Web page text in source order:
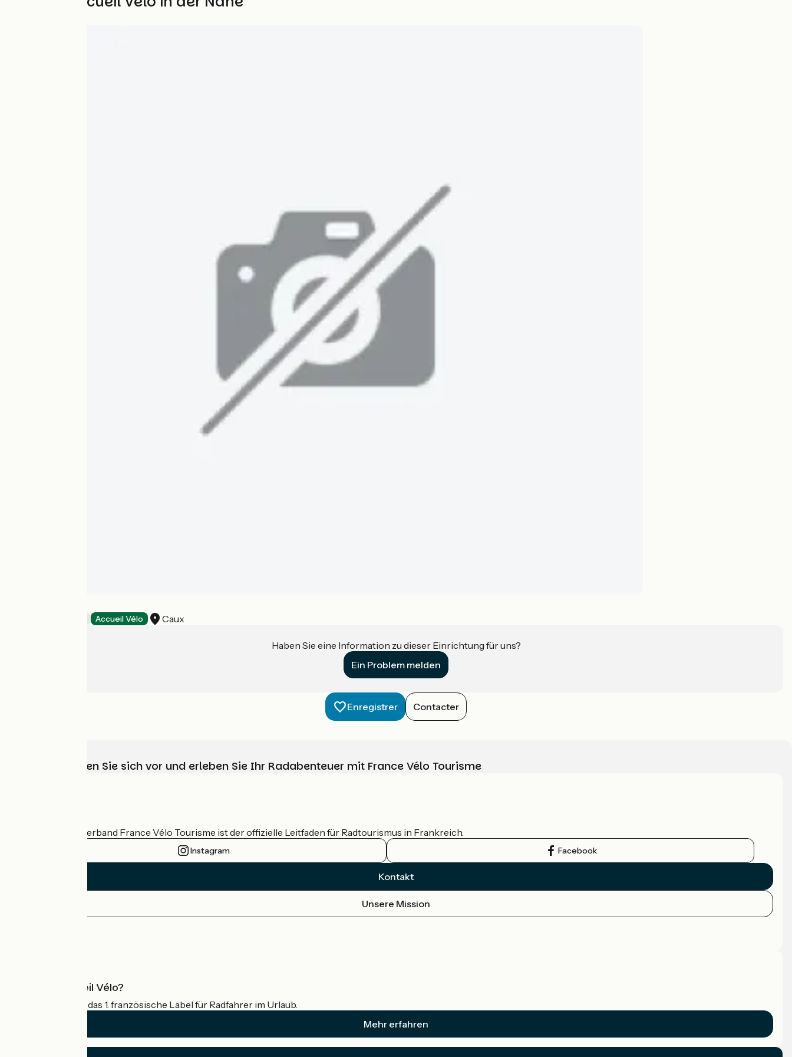
Accueil Vélo Caux
Haben Sie eine Information zu dieser Einrichtung für uns?
Ein Problem melden
Enregistrer Contacter
Wählen, bereiten Sie sich vor und erleben Sie Ihr Radabenteuer mit France Vélo Tourisme
Der nationale Verband France Vélo Tourisme ist der offizielle Leitfaden für Radtourismus in Frankreich.
Instagram Facebook
Kontakt
Unsere Mission
Was ist Accueil Vélo?
Accueil Vélo ist das 1. französische Label für Radfahrer im Urlaub.
Mehr erfahren